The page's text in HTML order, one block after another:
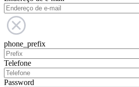
phone_prefix
Telefone
Password